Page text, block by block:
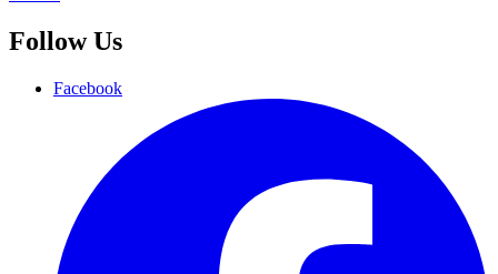
Follow Us
Facebook